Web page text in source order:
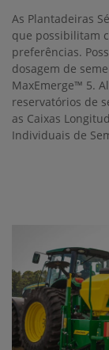
As Plantadeiras
que possibilitam
preferências.
dosagem de
MaxEmerge™ 5.
reservatórios de
as Caixas
Individuais de